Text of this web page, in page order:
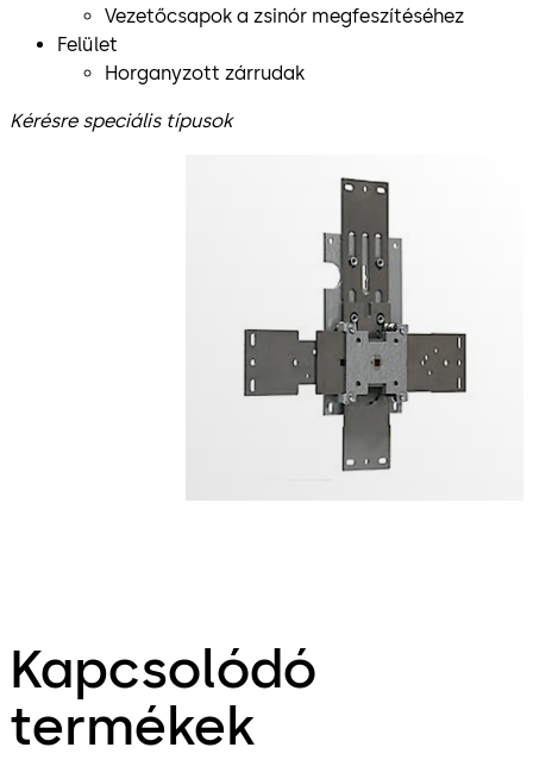
Vezetőcsapok a zsinór megfeszítéséhez
Felület
Horganyzott zárrudak
Kérésre speciális típusok
Kapcsolódó
termékek